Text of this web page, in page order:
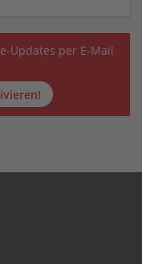
Updates per E-Mail